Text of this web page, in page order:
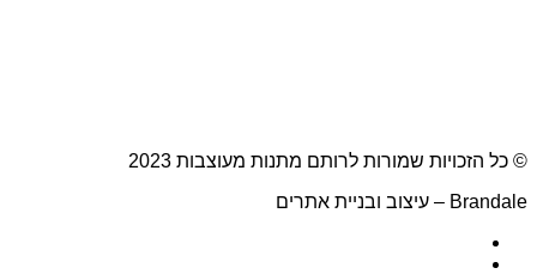
© כל הזכויות שמורות לרותם מתנות מעוצבות 2023
Brandale – עיצוב ובניית אתרים